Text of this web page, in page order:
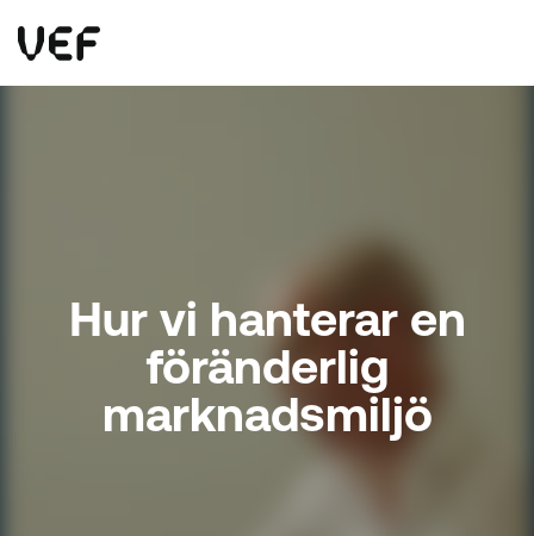
Read more
Okay
Hur vi hanterar en
föränderlig
marknadsmiljö